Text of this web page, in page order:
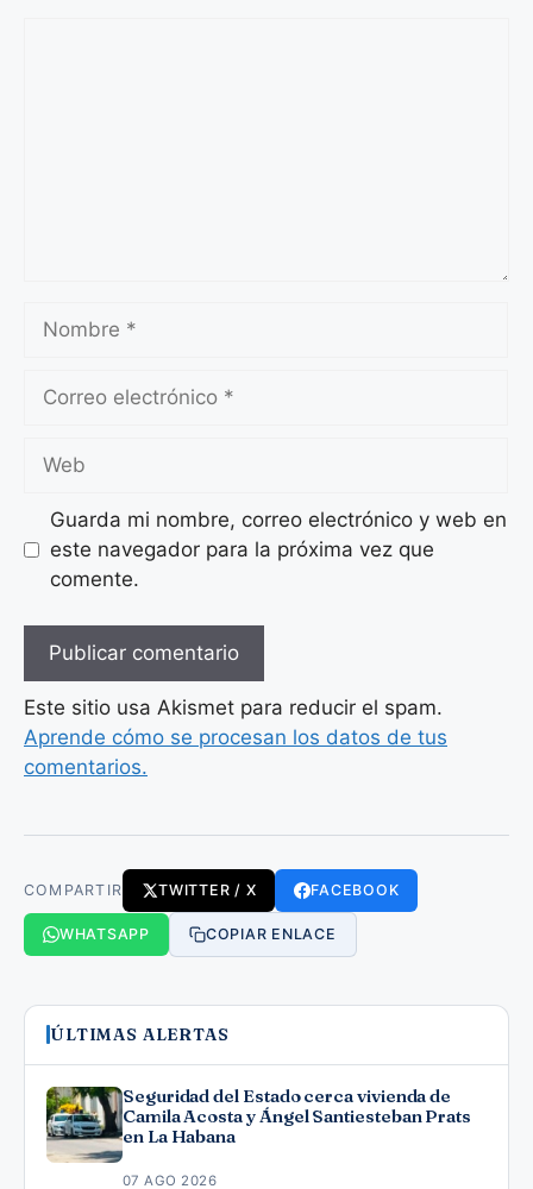
Nombre
Correo
Web
Guarda mi nombre, correo electrónico y web en
este navegador para la próxima vez que
comente.
Este sitio usa Akismet para reducir el spam.
Aprende cómo se procesan los datos de tus
comentarios.
COMPARTIR TWITTER / X FACEBOOK
WHATSAPP COPIAR ENLACE
ÚLTIMAS ALERTAS
Seguridad del Estado cerca vivienda de
Camila Acosta y Ángel Santiesteban Prats
en La Habana
07 AGO 2026